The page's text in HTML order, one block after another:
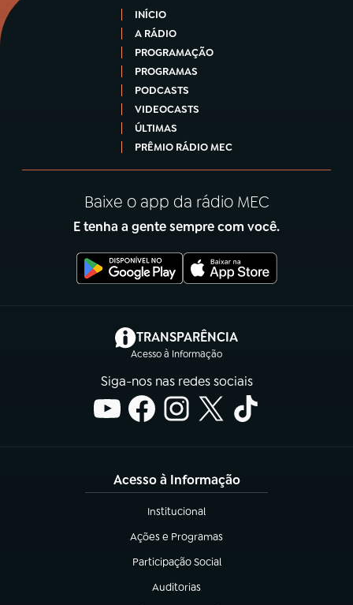
INÍCIO
A RÁDIO
PROGRAMAÇÃO
PROGRAMAS
PODCASTS
VIDEOCASTS
ÚLTIMAS
PRÊMIO RÁDIO MEC
Baixe o app da rádio MEC
E tenha a gente sempre com você.
TRANSPARÊNCIA
Acesso à Informação
(abre em nova aba)
Siga-nos nas redes sociais
Acesso à Informação
Institucional
(abre em nova aba)
Ações e Programas
(abre em nova aba)
Participação Social
(abre em nova aba)
Auditorias
(abre em nova aba)